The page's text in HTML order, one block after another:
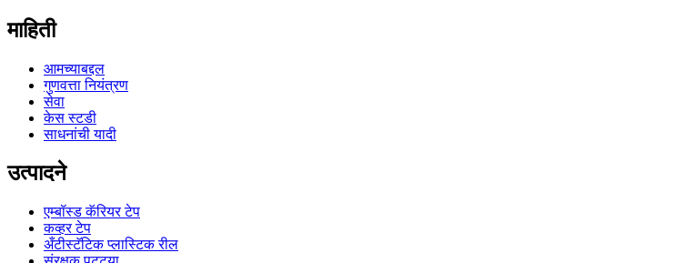
माहिती
आमच्याबद्दल
गुणवत्ता नियंत्रण
सेवा
केस स्टडी
साधनांची यादी
उत्पादने
एम्बॉस्ड कॅरियर टेप
कव्हर टेप
अँटीस्टॅटिक प्लास्टिक रील